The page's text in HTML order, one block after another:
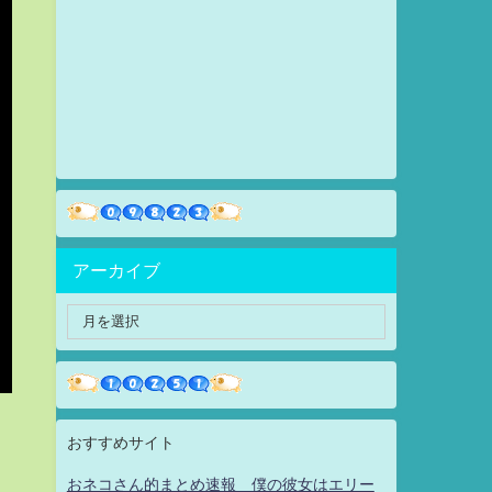
アーカイブ
おすすめサイト
おネコさん的まとめ速報 僕の彼女はエリー